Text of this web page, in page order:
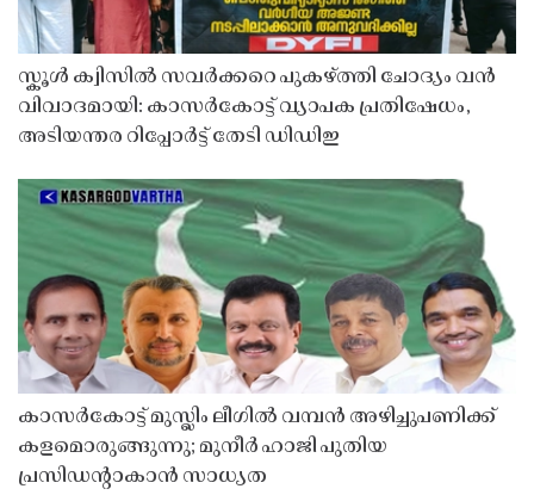
സ്കൂൾ ക്വിസിൽ സവർക്കറെ പുകഴ്ത്തി ചോദ്യം വൻ
വിവാദമായി: കാസർകോട്ട് വ്യാപക പ്രതിഷേധം,
അടിയന്തര റിപ്പോർട്ട് തേടി ഡിഡിഇ
കാസർകോട്ട് മുസ്ലിം ലീഗിൽ വമ്പൻ അഴിച്ചുപണിക്ക്
കളമൊരുങ്ങുന്നു; മുനീർ ഹാജി പുതിയ
പ്രസിഡൻ്റാകാൻ സാധ്യത